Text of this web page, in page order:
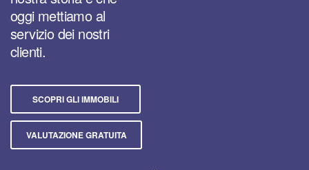
oggi mettiamo al
servizio dei nostri
clienti.
SCOPRI GLI IMMOBILI
VALUTAZIONE GRATUITA